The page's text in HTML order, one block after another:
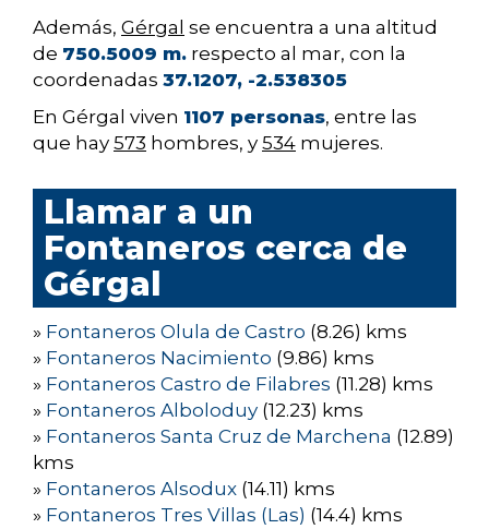
Además, Gérgal se encuentra a una altitud
de 750.5009 m. respecto al mar, con la
coordenadas 37.1207, -2.538305
En Gérgal viven 1107 personas, entre las
que hay 573 hombres, y 534 mujeres.
Llamar a un
Fontaneros cerca de
Gérgal
» Fontaneros Olula de Castro (8.26) kms
» Fontaneros Nacimiento (9.86) kms
» Fontaneros Castro de Filabres (11.28) kms
» Fontaneros Alboloduy (12.23) kms
» Fontaneros Santa Cruz de Marchena (12.89)
kms
» Fontaneros Alsodux (14.11) kms
» Fontaneros Tres Villas (Las) (14.4) kms